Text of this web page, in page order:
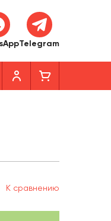
Telegram
К сравнению